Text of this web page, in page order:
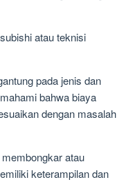
atau teknisi
pada jenis dan
bahwa biaya
dengan masalah
atau
keterampilan dan